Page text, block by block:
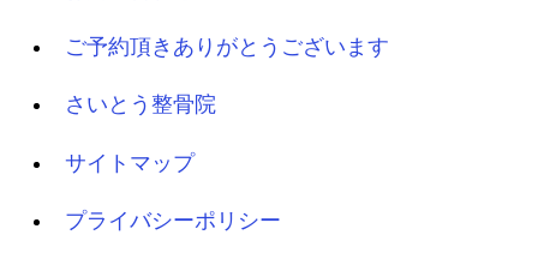
ご予約頂きありがとうございます
さいとう整骨院
サイトマップ
プライバシーポリシー